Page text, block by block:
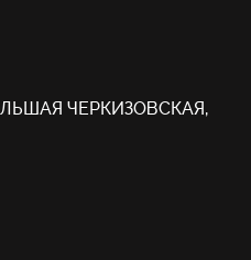
ЧЕРКИЗОВСКАЯ,